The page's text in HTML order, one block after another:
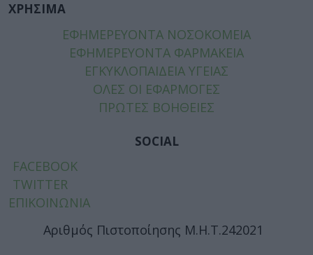
ΧΡΗΣΙΜΑ
ΕΦΗΜΕΡΕΥΟΝΤΑ ΝΟΣΟΚΟΜΕΙΑ
ΕΦΗΜΕΡΕΥΟΝΤΑ ΦΑΡΜΑΚΕΙΑ
ΕΓΚΥΚΛΟΠΑΙΔΕΙΑ ΥΓΕΙΑΣ
ΟΛΕΣ ΟΙ ΕΦΑΡΜΟΓΕΣ
ΠΡΩΤΕΣ ΒΟΗΘΕΙΕΣ
SOCIAL
FACEBOOK
TWITTER
ΕΠΙΚΟΙΝΩΝΙΑ
Αριθμός Πιστοποίησης Μ.Η.Τ.242021